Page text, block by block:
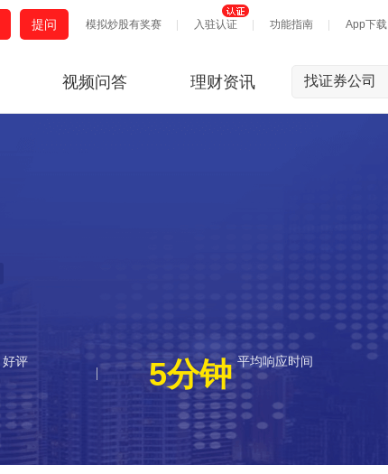
模拟炒股有奖赛 入驻认证 功能指南 App下载
提问
视频问答 理财资讯 找证券公司
好评 5分钟 平均响应时间